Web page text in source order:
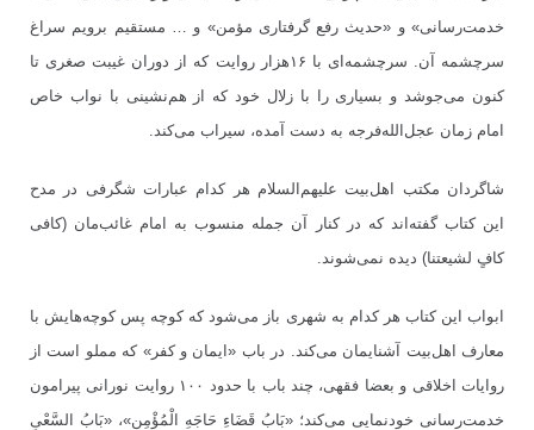
خدمت‌رسانی» و «حدیث رفع گرفتاری مؤمن» و … مستقیم برویم سراغ
سرچشمه آن. سرچشمه‌ای با ۱۶هزار روایت که از دوران غیبت صغری تا
کنون می‌جوشد و بسیاری را با زلال خود که از هم‌نشینی با نواب خاص
امام زمان عجل‌الله‌فرجه به دست آمده، سیراب می‌کند.
شاگردان مکتب اهل‌بیت علیهم‌السلام هر کدام عبارات شگرفی در مدح
این کتاب گفته‌اند که در کنار آن جمله منسوب به امام‌ غائب‌مان (کافی
کافٍ لشیعتنا) دیده نمی‌شوند.
ابواب این کتاب هر کدام به شهری باز می‌شود که کوچه‌ پس کوچه‌هایش با
معارف اهل‌بیت آشنایمان می‌کند. در باب «ایمان و کفر» که مملو است از
روایات اخلاقی و بعضا فقهی، چند باب با حدود ۱۰۰ روایت نورانی پیرامون
خدمت‌رسانی خودنمایی می‌کند؛ «بَابُ قَضَاءِ حَاجَهِ الْمُؤْمِن‏»، «بَابُ السَّعْیِ